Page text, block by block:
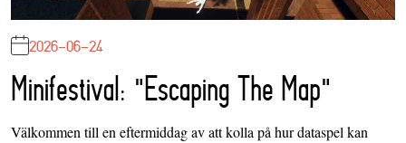
2026-06-24
Minifestival: "Escaping The Map"
Välkommen till en eftermiddag av att kolla på hur dataspel kan